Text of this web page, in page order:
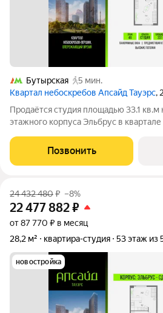
Бутырская
5 мин.
Квартал небоскребов Апсайд Тауэрс,
Продаётся студия площадью 33.1 кв.м
этажного корпуса Эльбрус в
очередь, прогулочный бульвар, парк
квартиры Кв.4605. «Апсайд
Позвонить
24 432 480₽ –8%
22 477 882₽
от 87 770 ₽ в месяц
28,2 м²
квартира-студия 53 этаж из
новостройка